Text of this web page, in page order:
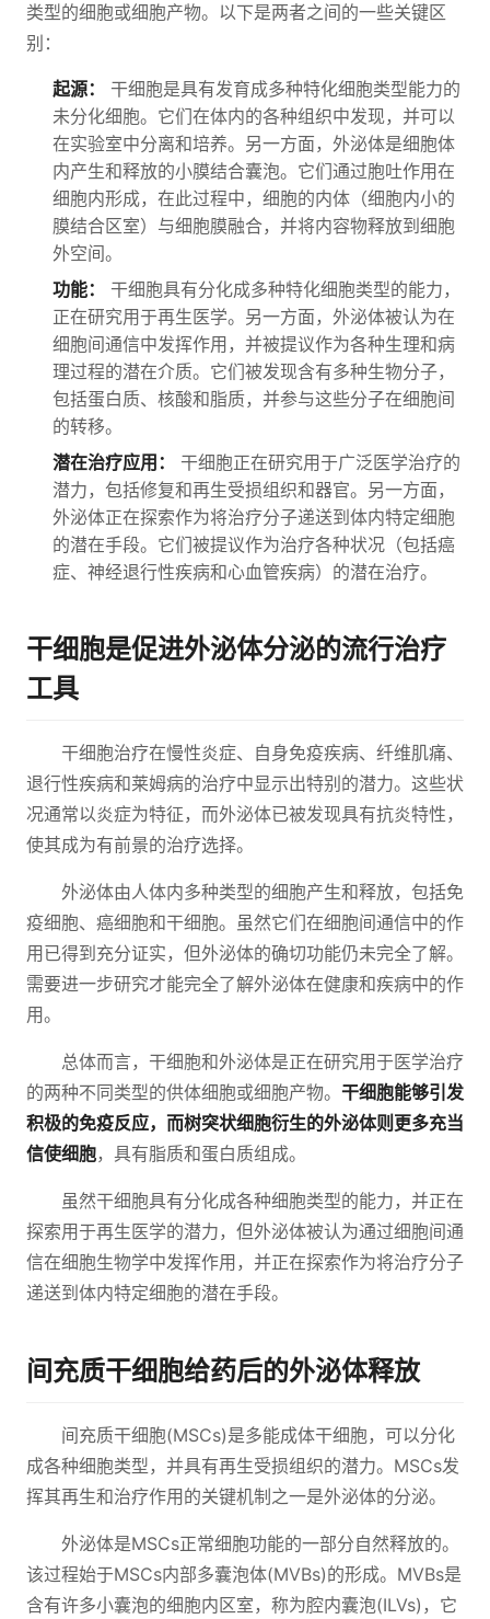
类型的细胞或细胞产物。以下是两者之间的一些关键区
别：
起源：
干细胞是具有发育成多种特化细胞类型能力的
未分化细胞。它们在体内的各种组织中发现，并可以
在实验室中分离和培养。另一方面，外泌体是细胞体
内产生和释放的小膜结合囊泡。它们通过胞吐作用在
细胞内形成，在此过程中，细胞的内体（细胞内小的
膜结合区室）与细胞膜融合，并将内容物释放到细胞
外空间。
功能：
干细胞具有分化成多种特化细胞类型的能力，
正在研究用于再生医学。另一方面，外泌体被认为在
细胞间通信中发挥作用，并被提议作为各种生理和病
理过程的潜在介质。它们被发现含有多种生物分子，
包括蛋白质、核酸和脂质，并参与这些分子在细胞间
的转移。
潜在治疗应用：
干细胞正在研究用于广泛医学治疗的
潜力，包括修复和再生受损组织和器官。另一方面，
外泌体正在探索作为将治疗分子递送到体内特定细胞
的潜在手段。它们被提议作为治疗各种状况（包括癌
症、神经退行性疾病和心血管疾病）的潜在治疗。
干细胞是促进外泌体分泌的流行治疗
工具
干细胞治疗在慢性炎症、自身免疫疾病、纤维肌痛、
退行性疾病和莱姆病的治疗中显示出特别的潜力。这些状
况通常以炎症为特征，而外泌体已被发现具有抗炎特性，
使其成为有前景的治疗选择。
外泌体由人体内多种类型的细胞产生和释放，包括免
疫细胞、癌细胞和干细胞。虽然它们在细胞间通信中的作
用已得到充分证实，但外泌体的确切功能仍未完全了解。
需要进一步研究才能完全了解外泌体在健康和疾病中的作
用。
总体而言，干细胞和外泌体是正在研究用于医学治疗
的两种不同类型的供体细胞或细胞产物。 干细胞能够引发
积极的免疫反应，而树突状细胞衍生的外泌体则更多充当
信使细胞，具有脂质和蛋白质组成。
虽然干细胞具有分化成各种细胞类型的能力，并正在
探索用于再生医学的潜力，但外泌体被认为通过细胞间通
信在细胞生物学中发挥作用，并正在探索作为将治疗分子
递送到体内特定细胞的潜在手段。
间充质干细胞给药后的外泌体释放
间充质干细胞(MSCs)是多能成体干细胞，可以分化
成各种细胞类型，并具有再生受损组织的潜力。MSCs发
挥其再生和治疗作用的关键机制之一是外泌体的分泌。
外泌体是MSCs正常细胞功能的一部分自然释放的。
该过程始于MSCs内部多囊泡体(MVBs)的形成。MVBs是
含有许多小囊泡的细胞内区室，称为腔内囊泡(ILVs)，它